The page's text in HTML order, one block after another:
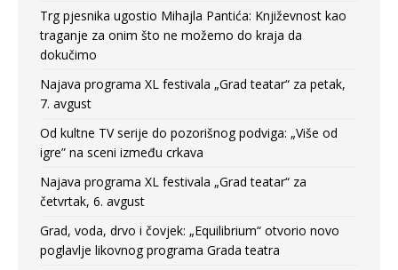
Trg pjesnika ugostio Mihajla Pantića: Književnost kao
traganje za onim što ne možemo do kraja da
dokučimo
Najava programa XL festivala „Grad teatar“ za petak,
7. avgust
Od kultne TV serije do pozorišnog podviga: „Više od
igre” na sceni između crkava
Najava programa XL festivala „Grad teatar“ za
četvrtak, 6. avgust
Grad, voda, drvo i čovjek: „Equilibrium“ otvorio novo
poglavlje likovnog programa Grada teatra